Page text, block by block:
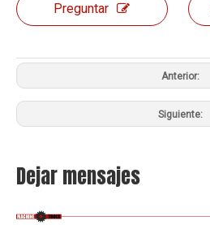
Preguntar
Anterior:
Siguiente:
Dejar mensajes